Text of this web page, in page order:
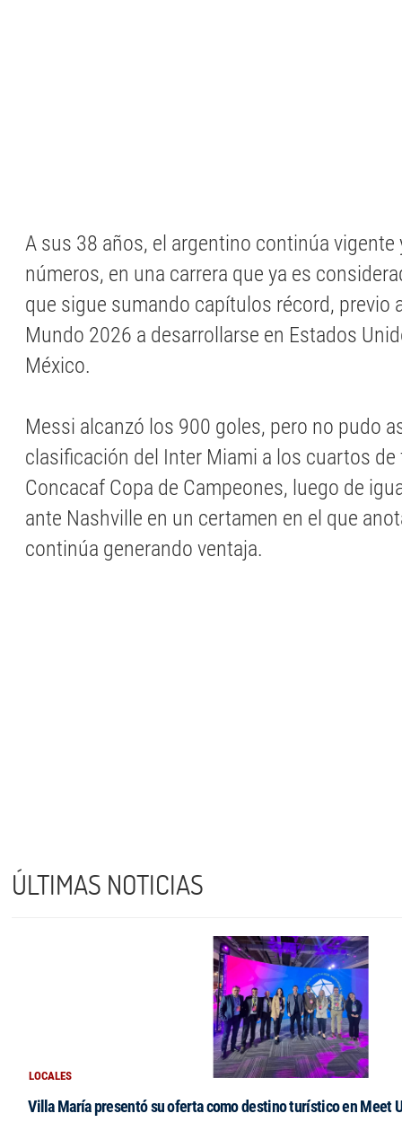
A sus 38 años, el argentino continúa
números, en una carrera que ya es
que sigue sumando capítulos récord, previo
Mundo 2026 a desarrollarse en Estados
México.
Messi alcanzó los 900 goles, pero no pudo
clasificación del Inter Miami a los cuartos de
Concacaf Copa de Campeones, luego de
ante Nashville en un certamen en el que
continúa generando ventaja.
ÚLTIMAS NOTICIAS
LOCALES
Villa María presentó su oferta como destino turístico en Meet